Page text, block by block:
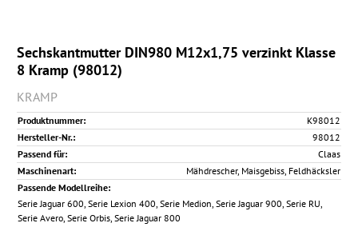
Sechskantmutter DIN980 M12x1,75 verzinkt Klasse
8 Kramp (98012)
KRAMP
Produktnummer:
K98012
Hersteller-Nr.:
98012
Passend für:
Claas
Maschinenart:
Mähdrescher, Maisgebiss, Feldhäcksler
Passende Modellreihe:
Serie Jaguar 600, Serie Lexion 400, Serie Medion, Serie Jaguar 900, Serie RU,
Serie Avero, Serie Orbis, Serie Jaguar 800